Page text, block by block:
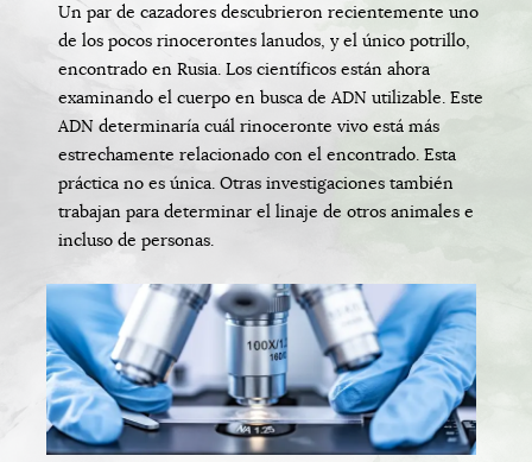
Un par de cazadores descubrieron recientemente uno
de los pocos rinocerontes lanudos, y el único potrillo,
encontrado en Rusia. Los científicos están ahora
examinando el cuerpo en busca de ADN utilizable. Este
ADN determinaría cuál rinoceronte vivo está más
estrechamente relacionado con el encontrado. Esta
práctica no es única. Otras investigaciones también
trabajan para determinar el linaje de otros animales e
incluso de personas.